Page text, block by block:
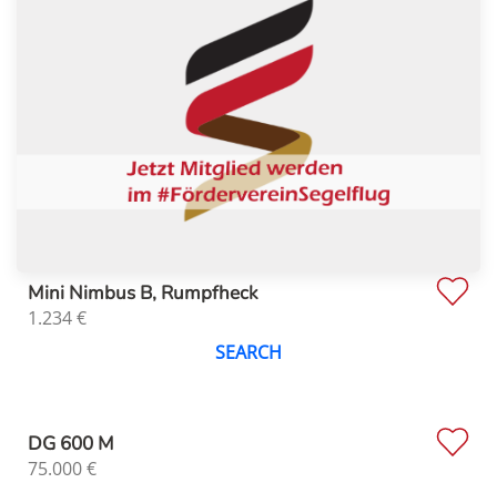
Mini Nimbus B, Rumpfheck
1.234€
SEARCH
DG 600 M
75.000€